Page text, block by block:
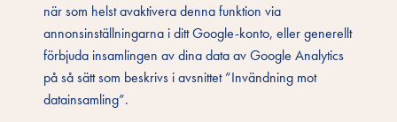
när som helst avaktivera denna funktion via
annonsinställningarna i ditt Google-konto, eller generellt
förbjuda insamlingen av dina data av Google Analytics
på så sätt som beskrivs i avsnittet ”Invändning mot
datainsamling”.